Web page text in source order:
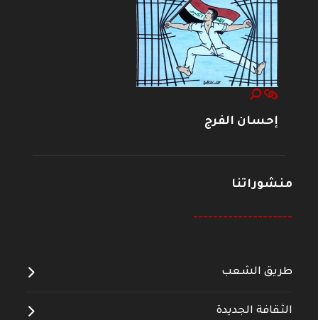
إحسان الفرج
منشوراتنا
--------------------
طريق الشعب
الثقافة الجديدة